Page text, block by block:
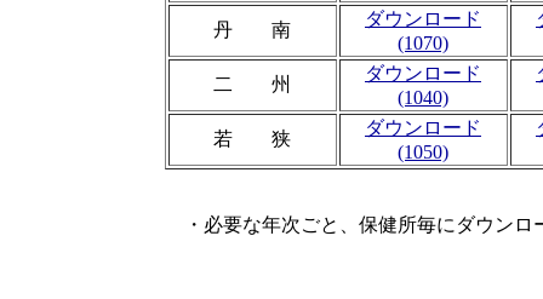
丹 南
ダウンロード
(1070)
二 州
ダウンロード
(1040)
若 狭
ダウンロード
(1050)
・必要な年次ごと、保健所毎にダウンロ